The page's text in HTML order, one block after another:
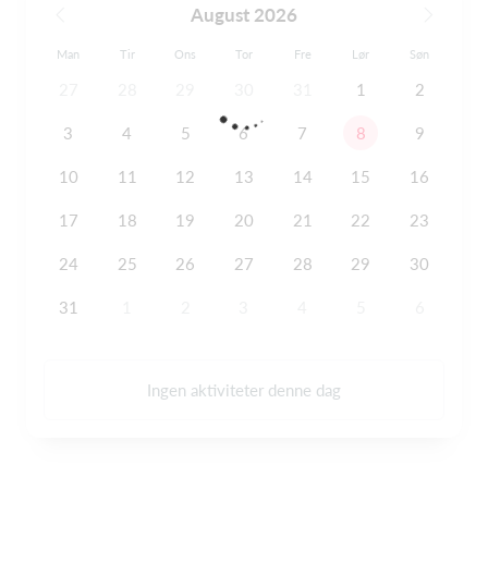
August 2026
Man Tir Ons Tor Fre Lør Søn
1 2
3 4 5 6 7 8 9
10 11 12 13 14 15 16
17 18 19 20 21 22 23
24 25 26 27 28 29 30
31
Ingen aktiviteter denne dag